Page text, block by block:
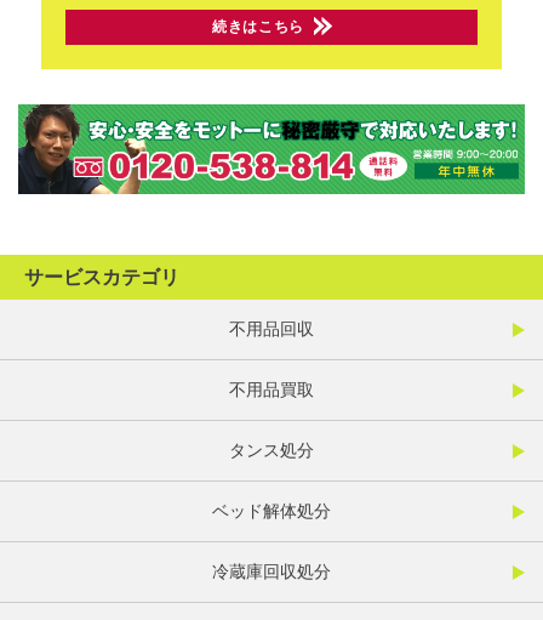
続きはこちら
サービスカテゴリ
不用品回収
不用品買取
タンス処分
ベッド解体処分
冷蔵庫回収処分